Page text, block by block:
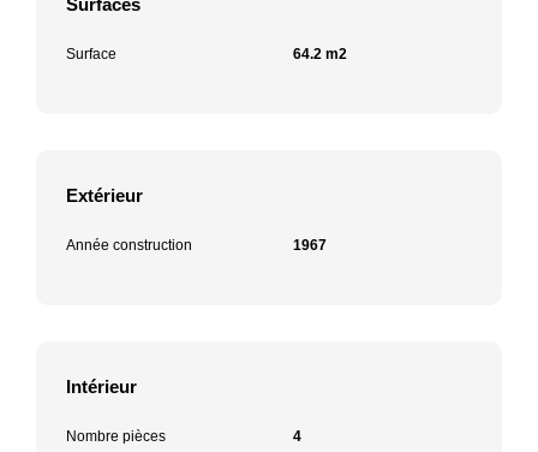
Surface 64.2 m2
Extérieur
Année construction 1967
Intérieur
Nombre pièces 4